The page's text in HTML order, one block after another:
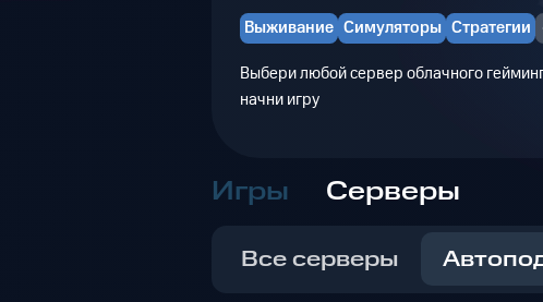
Выживание Симуляторы Стратегии
Выбери любой сервер облачного
начни игру
Игры Серверы
Все серверы